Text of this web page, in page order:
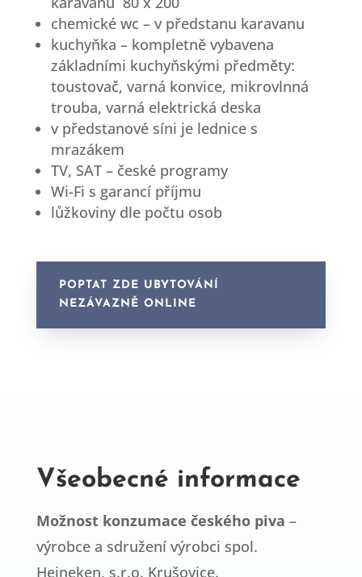
chemické wc – v předstanu karavanu
kuchyňka – kompletně vybavena
základními kuchyňskými předměty:
toustovač, varná konvice, mikrovlnná
trouba, varná elektrická deska
v předstanové síni je lednice s
mrazákem
TV, SAT – české programy
Wi-Fi s garancí příjmu
lůžkoviny dle počtu osob
POPTAT ZDE UBYTOVÁNÍ
NEZÁVAZNĚ ONLINE
Všeobecné informace
Možnost konzumace českého piva –
výrobce a sdružení výrobci spol.
Heineken, s.r.o. Krušovice.